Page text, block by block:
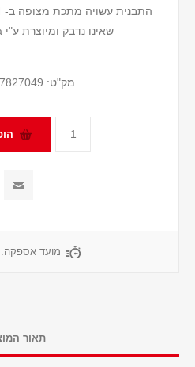
שאינו נדבק ומיוצרת ע"י Tognana איטליה
מק"ט:
מועד אספקה:
תאור